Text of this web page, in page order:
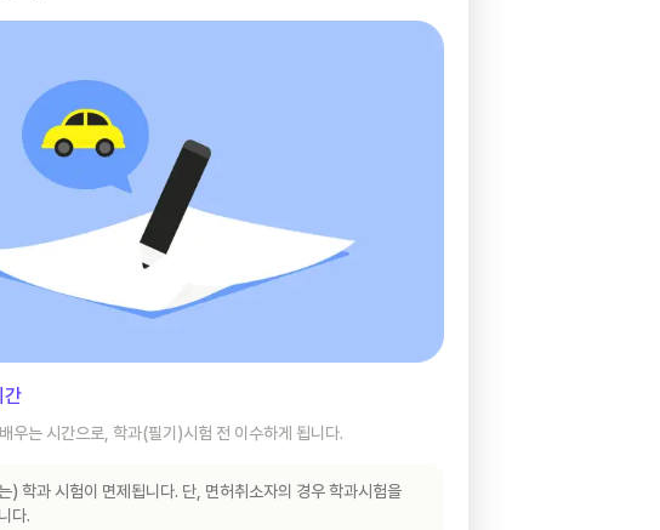
간
우는 시간으로, 학과(필기)시험 전 이수하게 됩니다.
) 학과 시험이 면제됩니다. 단, 면허취소자의 경우 학과시험을
다.